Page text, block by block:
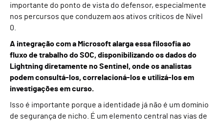
importante do ponto de vista do defensor, especialmente
nos percursos que conduzem aos ativos críticos de Nível
0.
A integração com a Microsoft alarga essa filosofia ao
fluxo de trabalho do SOC, disponibilizando os dados do
Lightning diretamente no Sentinel, onde os analistas
podem consultá-los, correlacioná-los e utilizá-los em
investigações em curso.
Isso é importante porque a identidade já não é um domínio
de segurança de nicho. É um elemento central nas vias de